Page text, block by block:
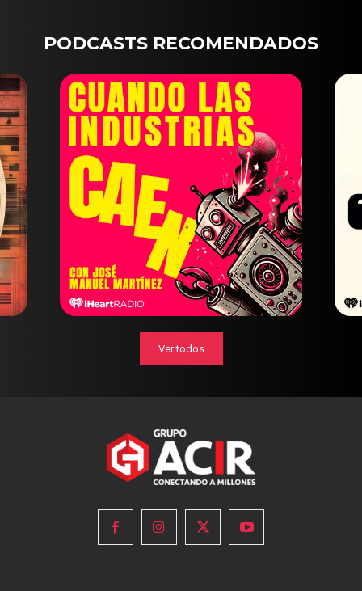
PODCASTS RECOMENDADOS
Ver todos